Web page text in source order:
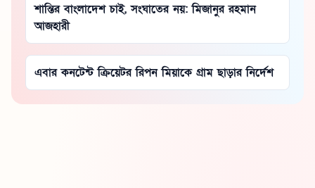
শান্তির বাংলাদেশ চাই, সংঘাতের নয়: মিজানুর রহমান
আজহারী
এবার কনটেন্ট ক্রিয়েটর রিপন মিয়াকে গ্রাম ছাড়ার নির্দেশ